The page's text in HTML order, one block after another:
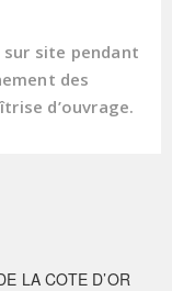
site pendant
des
d’ouvrage.
LA COTE D’OR